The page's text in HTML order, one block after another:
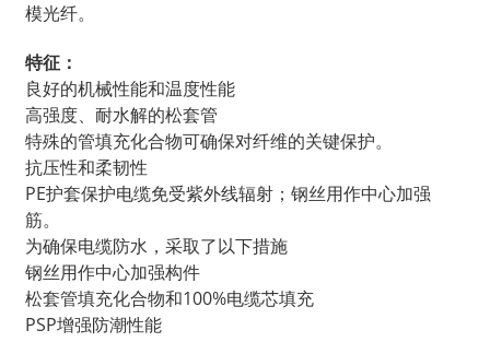
模光纤。
特征：
良好的机械性能和温度性能
高强度、耐水解的松套管
特殊的管填充化合物可确保对纤维的关键保护。
抗压性和柔韧性
PE护套保护电缆免受紫外线辐射；钢丝用作中心加强
筋。
为确保电缆防水，采取了以下措施
钢丝用作中心加强构件
松套管填充化合物和100%电缆芯填充
PSP增强防潮性能